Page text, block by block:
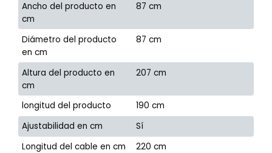
Ancho del producto en
cm
87 cm
Diámetro del producto
en cm
87 cm
Altura del producto en
cm
207 cm
longitud del producto
190 cm
Ajustabilidad en cm
Sí
Longitud del cable en cm
220 cm